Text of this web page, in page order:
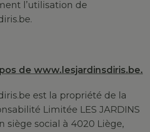
l’utilisation de
de www.lesjardinsdiris.be.
est la propriété de la
Limitée LES JARDINS
siège social à 4020 Liège,